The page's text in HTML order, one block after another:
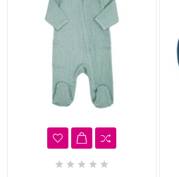
    